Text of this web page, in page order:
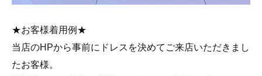
★お客様着用例★
当店のHPから事前にドレスを決めてご来店いただきまし
たお客様。